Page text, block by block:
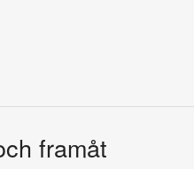
framåt